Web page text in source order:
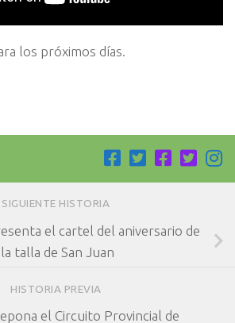
los próximos días.
SIGUIENTE HISTORIA
el cartel del aniversario de
la talla de San Juan
HISTORIA PREVIA
el Circuito Provincial de